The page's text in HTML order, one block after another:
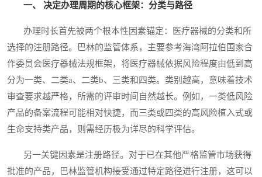
一、 决定办理周期的核心框架：分类与路径
办理时长首先被两个根本性因素锚定：医疗器械的分类和所
选择的注册路径。巴林的监管体系，主要参考海湾阿拉伯国家合
作委员会医疗器械法规框架，将医疗器械依据风险程度由低到高
分为一类、二类a、二类b、三类和四类。类别越高，意味着技术
审查要求越严格，所需的评审时间自然越长。例如，一类低风险
产品的备案流程可能相对快捷，而三类或四类的高风险植入式或
生命支持类产品，则需经历极为详尽的科学评估。
另一关键因素是注册路径。对于已在其他严格监管市场获得
批准的产品，巴林监管机构接受通过特定路径进行注册，这可以